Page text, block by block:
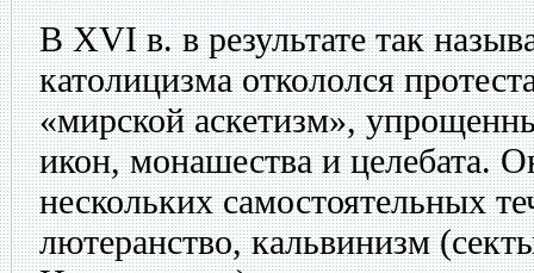
В XVI в. в результате так
католицизма откололся
«мирской аскетизм»,
икон, монашества и целебата.
нескольких самостоятельных
лютеранство, кальвинизм